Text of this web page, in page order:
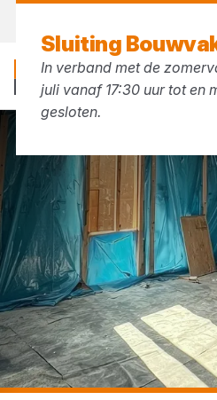
Sluiting
In verband met de
juli vanaf 17:30 uur tot en
gesloten.